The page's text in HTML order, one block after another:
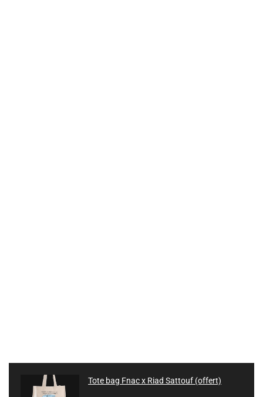
Tote bag Fnac x Riad Sattouf (offert)